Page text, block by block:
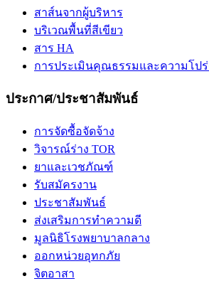
สาส์นจากผู้บริหาร
บริเวณพื้นที่สีเขียว
สาร HA
การประเมินคุณธรรมและความโปร่
ประกาศ/ประชาสัมพันธ์
การจัดซื้อจัดจ้าง
วิจารณ์ร่าง TOR
ยาและเวชภัณฑ์
รับสมัครงาน
ประชาสัมพันธ์
ส่งเสริมการทำความดี
มูลนิธิโรงพยาบาลกลาง
ออกหน่วยอุทกภัย
จิตอาสา